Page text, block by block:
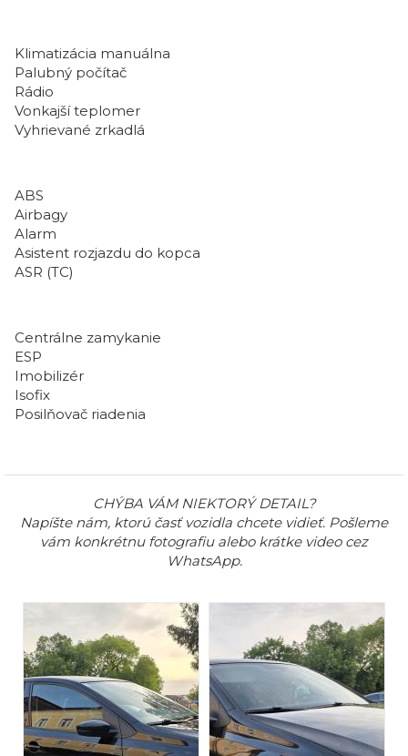
Klimatizácia manuálna
Palubný počítač
Rádio
Vonkajší teplomer
Vyhrievané zrkadlá
ABS
Airbagy
Alarm
Asistent rozjazdu do kopca
ASR (TC)
Centrálne zamykanie
ESP
Imobilizér
Isofix
Posilňovač riadenia
CHÝBA VÁM NIEKTORÝ DETAIL?
Napíšte nám, ktorú časť vozidla chcete vidieť. Pošleme
vám konkrétnu fotografiu alebo krátke video cez
WhatsApp.